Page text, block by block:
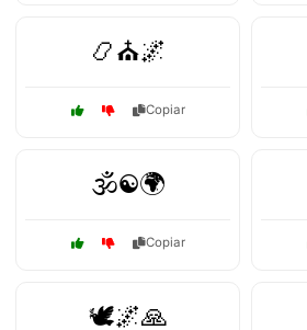
📿⛪🌌
Copiar
🕉️☯️🌍
Copiar
🕊️🌌🙏